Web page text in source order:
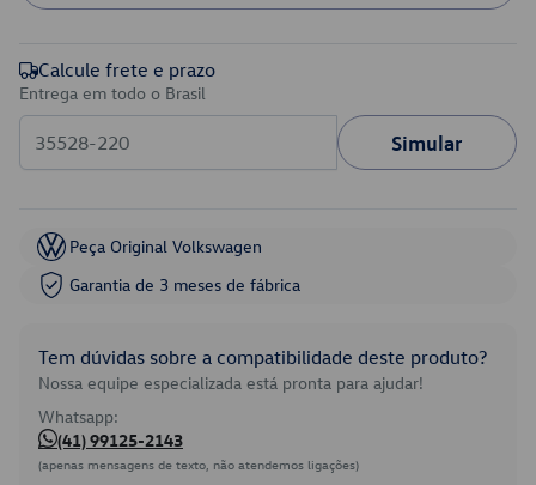
Calcule frete e prazo
Entrega em todo o Brasil
Simular
Peça Original Volkswagen
Garantia de 3 meses de fábrica
Tem dúvidas sobre a compatibilidade deste produto?
Nossa equipe especializada está pronta para ajudar!
Whatsapp:
(41) 99125-2143
(apenas mensagens de texto, não atendemos ligações)